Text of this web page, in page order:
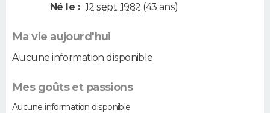
Né le : 12 sept. 1982 (43 ans)
Ma vie aujourd'hui
Aucune information disponible
Mes goûts et passions
Aucune information disponible